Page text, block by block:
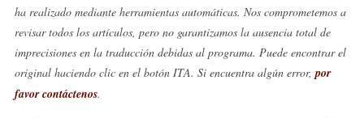
ha realizado mediante herramientas automáticas. Nos comprometemos a
revisar todos los artículos, pero no garantizamos la ausencia total de
imprecisiones en la traducción debidas al programa. Puede encontrar el
original haciendo clic en el botón ITA. Si encuentra algún error, por
favor contáctenos.